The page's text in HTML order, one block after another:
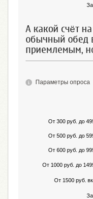
А какой счёт
обычный обед
приемлемым,
Параметры опроса
От 300 руб. до
От 500 руб. до
От 600 руб. до
От 1000 руб. до
От 1500 руб.